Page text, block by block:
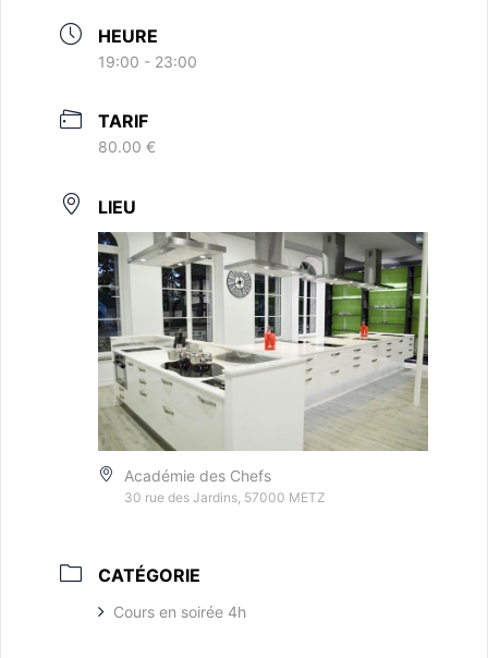
HEURE
19:00 - 23:00
TARIF
80.00 €
LIEU
Académie des Chefs
30 rue des Jardins, 57000 METZ
CATÉGORIE
Cours en soirée 4h